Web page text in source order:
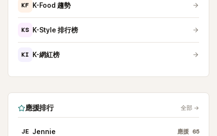
KF K-Food 趨勢
KS K-Style 排行榜
KI K-網紅榜
應援排行 全部 →
JE Jennie 應援 65